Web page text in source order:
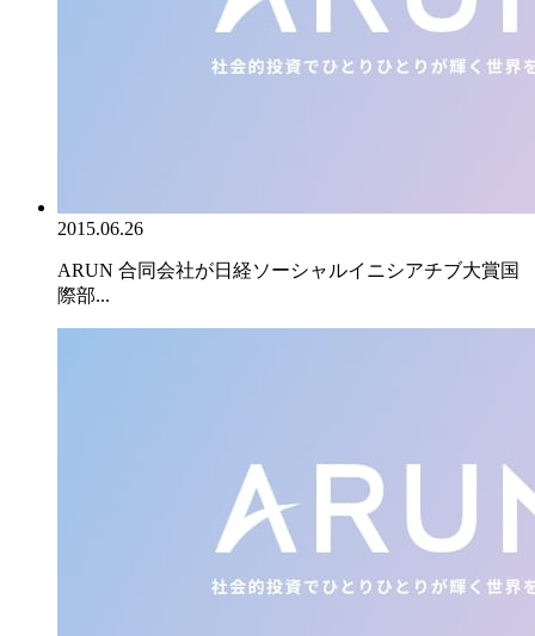
2015.06.26
ARUN 合同会社が日経ソーシャルイニシアチブ大賞国
際部...